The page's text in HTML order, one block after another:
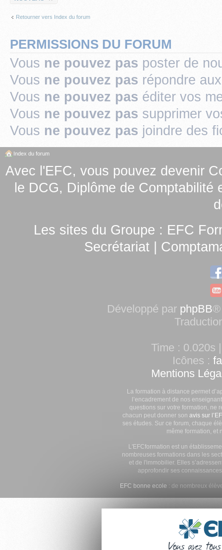
Retourner vers Index du forum
PERMISSIONS DU FORUM
Vous ne pouvez pas poster de
Vous ne pouvez pas répondre
Vous ne pouvez pas éditer vos
Vous ne pouvez pas supprimer
Vous ne pouvez pas joindre des
Index du forum
Avec l'EFC, vous pouvez devenir
le DCG, Diplôme de Comptabilité
Les sites du Groupe : EFC
Secrétariat
Développé par phpBB®
Time : 0.020s
Icônes :
Mentions
La formation à distance permet
l’encadrement de nos
questions sur votre formation, ne
chacun peut donner son avis sur
ses études. Sur ce forum, chaque
même formation, et
L'EFCformation est un
nombreuses formations dans les
et de l'immobilier. Elles
approfondir ses
EFC bonne ecole : de nombreux